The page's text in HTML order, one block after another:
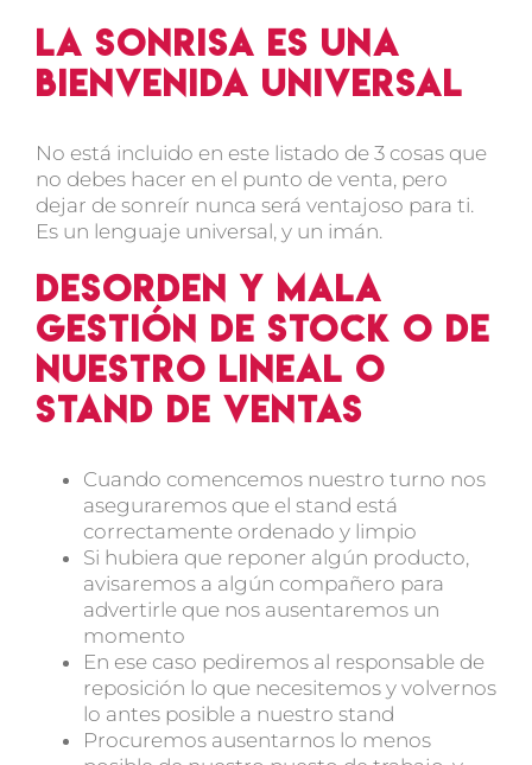
La sonrisa es una
bienvenida universal
No está incluido en este listado de 3 cosas que
no debes hacer en el punto de venta, pero
dejar de sonreír nunca será ventajoso para ti.
Es un lenguaje universal, y un imán.
Desorden y mala
gestión de stock o de
nuestro lineal o
stand de ventas
Cuando comencemos nuestro turno nos
aseguraremos que el stand está
correctamente ordenado y limpio
Si hubiera que reponer algún producto,
avisaremos a algún compañero para
advertirle que nos ausentaremos un
momento
En ese caso pediremos al responsable de
reposición lo que necesitemos y volvernos
lo antes posible a nuestro stand
Procuremos ausentarnos lo menos